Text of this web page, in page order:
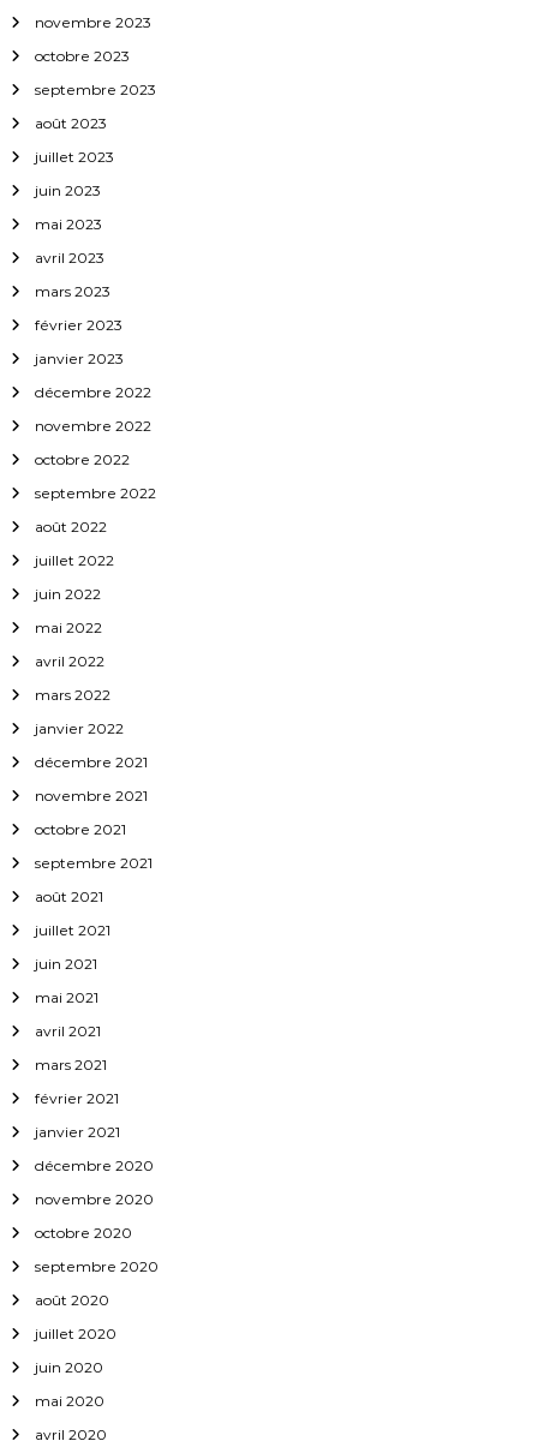
t
i
c
l
e
novembre 2023
octobre 2023
septembre 2023
août 2023
juillet 2023
juin 2023
mai 2023
avril 2023
mars 2023
février 2023
janvier 2023
décembre 2022
novembre 2022
octobre 2022
septembre 2022
août 2022
juillet 2022
juin 2022
mai 2022
avril 2022
mars 2022
janvier 2022
décembre 2021
novembre 2021
octobre 2021
septembre 2021
août 2021
juillet 2021
juin 2021
mai 2021
avril 2021
mars 2021
février 2021
janvier 2021
décembre 2020
novembre 2020
octobre 2020
septembre 2020
août 2020
juillet 2020
juin 2020
mai 2020
avril 2020